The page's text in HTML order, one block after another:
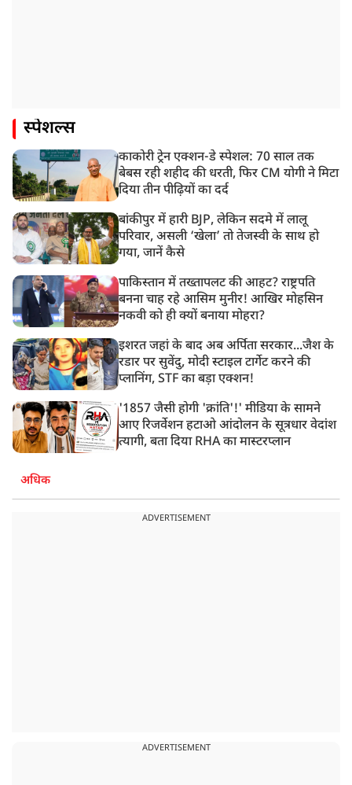
स्पेशल्स
काकोरी ट्रेन एक्शन-डे स्पेशल: 70 साल तक
बेबस रही शहीद की धरती, फिर CM योगी ने मिटा
दिया तीन पीढ़ियों का दर्द
बांकीपुर में हारी BJP, लेकिन सदमे में लालू
परिवार, असली ‘खेला’ तो तेजस्वी के साथ हो
गया, जानें कैसे
पाकिस्तान में तख्तापलट की आहट? राष्ट्रपति
बनना चाह रहे आसिम मुनीर! आखिर मोहसिन
नकवी को ही क्यों बनाया मोहरा?
इशरत जहां के बाद अब अर्पिता सरकार...जैश के
रडार पर सुवेंदु, मोदी स्टाइल टार्गेट करने की
प्लानिंग, STF का बड़ा एक्शन!
'1857 जैसी होगी 'क्रांति'!' मीडिया के सामने
आए रिजर्वेशन हटाओ आंदोलन के सूत्रधार वेदांश
त्यागी, बता दिया RHA का मास्टरप्लान
अधिक
ADVERTISEMENT
ADVERTISEMENT